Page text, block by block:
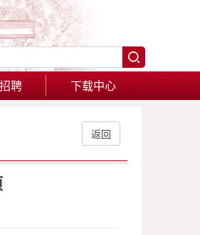
聘 下载中心
返回